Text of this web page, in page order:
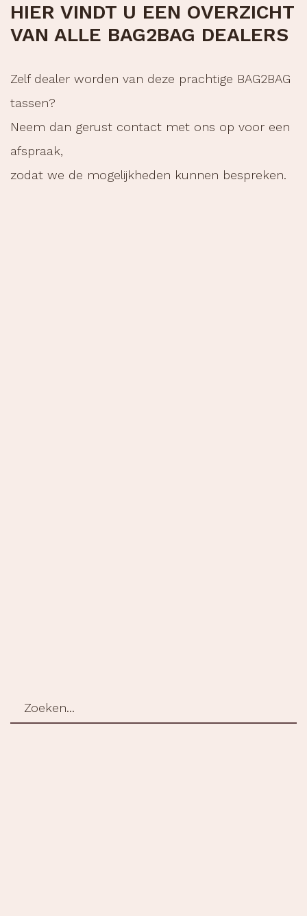
HIER VINDT U EEN OVERZICHT
VAN ALLE BAG2BAG DEALERS
Zelf dealer worden van deze prachtige BAG2BAG
tassen?
Neem dan gerust contact met ons op voor een
afspraak,
zodat we de mogelijkheden kunnen bespreken.